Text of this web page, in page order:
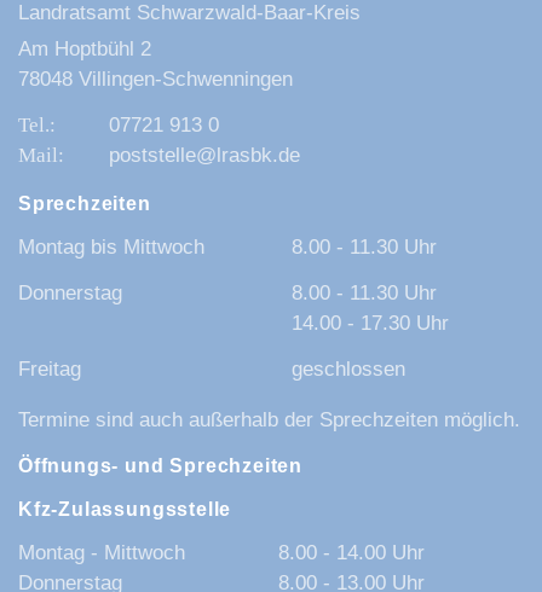
Landratsamt Schwarzwald-Baar-Kreis
Am Hoptbühl 2
78048 Villingen-Schwenningen
07721 913 0
poststelle@lrasbk.de
Sprechzeiten
Montag bis Mittwoch
8.00 - 11.30 Uhr
Donnerstag
8.00 - 11.30 Uhr
14.00 - 17.30 Uhr
Freitag
geschlossen
Termine sind auch außerhalb der Sprechzeiten möglich.
Öffnungs- und Sprechzeiten
Kfz-Zulassungsstelle
Montag - Mittwoch
8.00 - 14.00 Uhr
Donnerstag
8.00 - 13.00 Uhr